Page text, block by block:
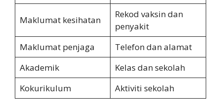
Maklumat kesihatan
Rekod vaksin dan
penyakit
Maklumat penjaga
Telefon dan alamat
Akademik
Kelas dan sekolah
Kokurikulum
Aktiviti sekolah